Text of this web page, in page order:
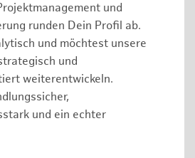
und
runden Dein Profil ab.
und möchtest unsere
und
weiterentwickeln.
und ein echter